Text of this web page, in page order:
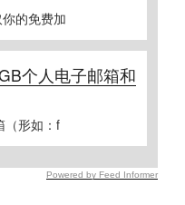
的免费加
个人电子邮箱和
（形如：f
Powered by Feed Informer